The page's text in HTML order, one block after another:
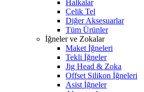
Halkalar
Çelik Tel
Diğer Aksesuarlar
Tüm Ürünler
İğneler ve Zokalar
Maket İğneleri
Tekli İğneler
Jig Head & Zoka
Offset Silikon İğneleri
Asist İğneler